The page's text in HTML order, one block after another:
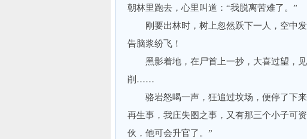
朝林里跑去，心里叫道：“我脱离苦难了。”
刚要出林时，树上忽然跃下一人，空中发
告脑浆纷飞！
黑影着地，在尸首上一抄，大喜过望，见
削……
骆岩怒喝一声，狂追过坟场，便停了下来
再生事，我庄失图之事，又有那三个小子可
伙，他可会升官了。”